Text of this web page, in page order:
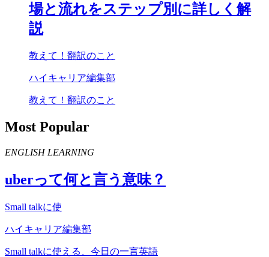
場と流れをステップ別に詳しく解
説
教えて！翻訳のこと
ハイキャリア編集部
教えて！翻訳のこと
Most Popular
ENGLISH LEARNING
uberって何と言う意味？
Small talkに使
ハイキャリア編集部
Small talkに使える、今日の一言英語